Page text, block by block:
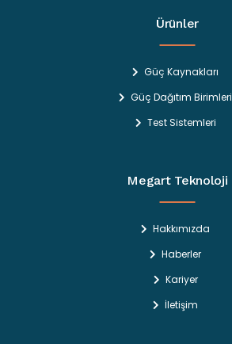
Ürünler
Güç Kaynakları
Güç Dağıtım Birimleri
Test Sistemleri
Megart Teknoloji
Hakkımızda
Haberler
Kariyer
İletişim